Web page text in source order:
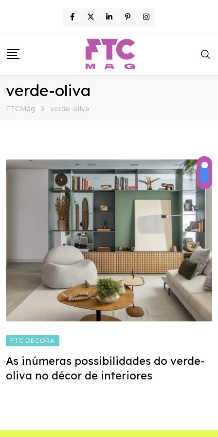
content
verde-oliva
FTCMag verde-oliva
FTC DECORA
As inúmeras possibilidades do verde-
oliva no décor de interiores